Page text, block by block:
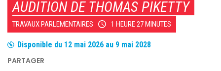
AUDITION DE THOMAS PIKETTY
TRAVAUX PARLEMENTAIRES 1 HEURE 27 MINUTES
Disponible du 12 mai 2026 au 9 mai 2028